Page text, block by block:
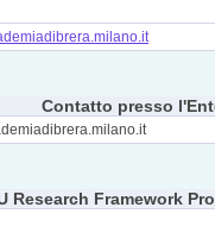
Contatto presso
Research Framework